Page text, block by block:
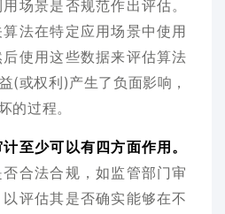
场景是否规范作出评估。
法在特定应用场景中使用
使用这些数据来评估算法
(或权利)产生了负面影响，
的过程。
至少可以有四方面作用。
合法合规，如监管部门审
评估其是否确实能够在不